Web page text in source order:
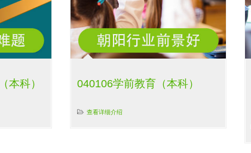
本科） 040106学前教育（本科）
查看详细介绍